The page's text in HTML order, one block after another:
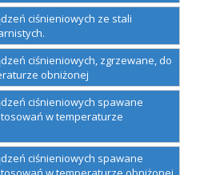
ciśnieniowych ze stali
ciśnieniowych, zgrzewane, do
obniżonej
ciśnieniowych spawane
w temperaturze
ciśnieniowych spawane